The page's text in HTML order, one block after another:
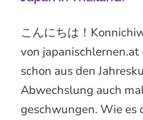
こんにちは！
von
schon aus den
Abwechslung auch
geschwungen. Wie es